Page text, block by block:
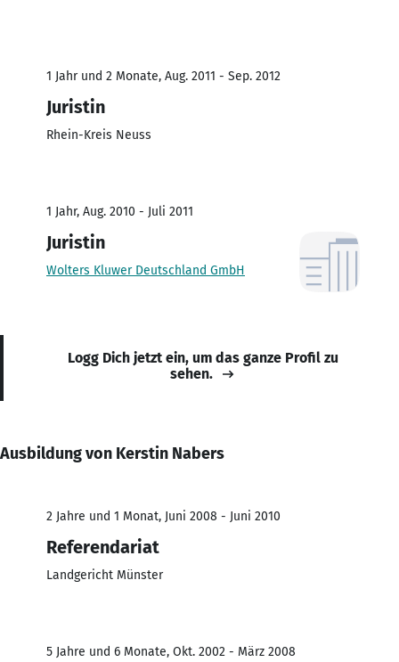
1 Jahr und 2 Monate, Aug. 2011 - Sep. 2012
Juristin
Rhein-Kreis Neuss
1 Jahr, Aug. 2010 - Juli 2011
Juristin
Wolters Kluwer Deutschland GmbH
Logg Dich jetzt ein, um das ganze Profil zu
sehen.
Ausbildung von Kerstin Nabers
2 Jahre und 1 Monat, Juni 2008 - Juni 2010
Referendariat
Landgericht Münster
5 Jahre und 6 Monate, Okt. 2002 - März 2008